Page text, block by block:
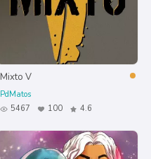
Mixto V
PdMatos
5467
100 4.6